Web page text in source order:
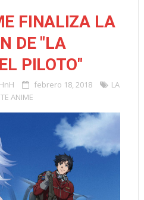
FINALIZA LA
DE "LA
PILOTO"
febrero 18, 2018
LA
ANIME